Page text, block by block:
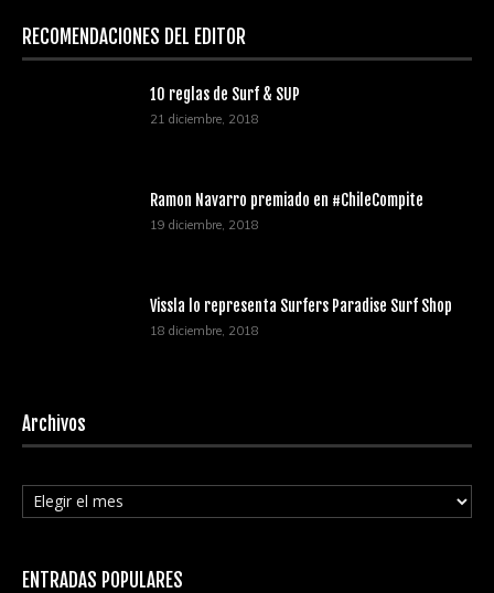
RECOMENDACIONES DEL EDITOR
10 reglas de Surf & SUP
21 diciembre, 2018
Ramon Navarro premiado en #ChileCompite
19 diciembre, 2018
Vissla lo representa Surfers Paradise Surf Shop
18 diciembre, 2018
Archivos
Archivos
ENTRADAS POPULARES